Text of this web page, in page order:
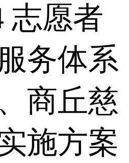
志愿者
务体系
商丘慈
施方案